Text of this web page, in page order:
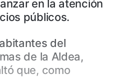
en la atención
públicos.
del
de la Aldea,
que, como